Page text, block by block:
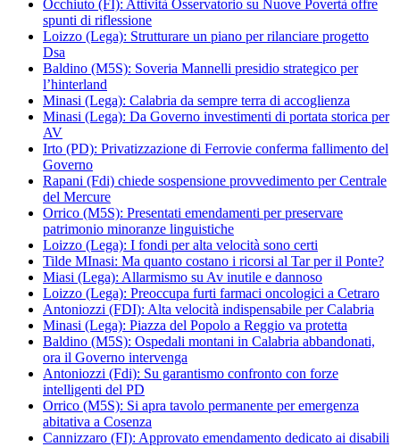
Occhiuto (FI): Attività Osservatorio su Nuove Povertà offre
spunti di riflessione
Loizzo (Lega): Strutturare un piano per rilanciare progetto
Dsa
Baldino (M5S): Soveria Mannelli presidio strategico per
l’hinterland
Minasi (Lega): Calabria da sempre terra di accoglienza
Minasi (Lega): Da Governo investimenti di portata storica per
AV
Irto (PD): Privatizzazione di Ferrovie conferma fallimento del
Governo
Rapani (Fdi) chiede sospensione provvedimento per Centrale
del Mercure
Orrico (M5S): Presentati emendamenti per preservare
patrimonio minoranze linguistiche
Loizzo (Lega): I fondi per alta velocità sono certi
Tilde MInasi: Ma quanto costano i ricorsi al Tar per il Ponte?
Miasi (Lega): Allarmismo su Av inutile e dannoso
Loizzo (Lega): Preoccupa furti farmaci oncologici a Cetraro
Antoniozzi (FDI): Alta velocità indispensabile per Calabria
Minasi (Lega): Piazza del Popolo a Reggio va protetta
Baldino (M5S): Ospedali montani in Calabria abbandonati,
ora il Governo intervenga
Antoniozzi (Fdi): Su garantismo confronto con forze
intelligenti del PD
Orrico (M5S): Si apra tavolo permanente per emergenza
abitativa a Cosenza
Cannizzaro (FI): Approvato emendamento dedicato ai disabili